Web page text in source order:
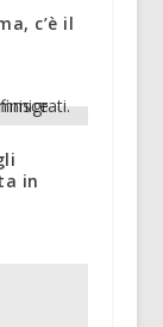
c’è il
in